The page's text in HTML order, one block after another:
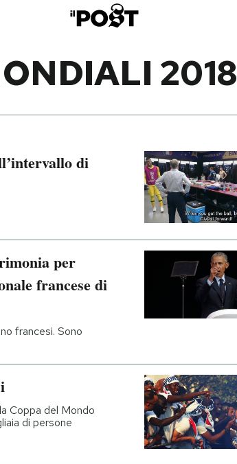
2018
di
per
francese di
francesi. Sono
Coppa del Mondo
di persone